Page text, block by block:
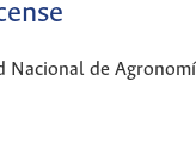
Nacional de